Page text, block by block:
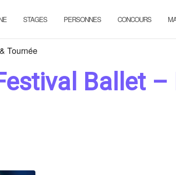
STAGES PERSONNES CONCOURS
Tournée
Ballet –